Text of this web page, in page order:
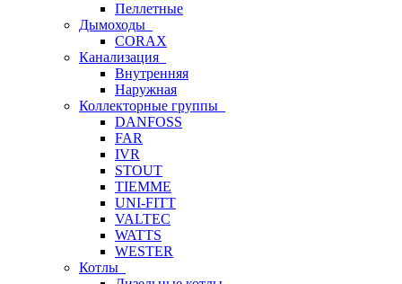
Пеллетные
Дымоходы
CORAX
Канализация
Внутренняя
Наружная
Коллекторные группы
DANFOSS
FAR
IVR
STOUT
TIEMME
UNI-FITT
VALTEC
WATTS
WESTER
Котлы